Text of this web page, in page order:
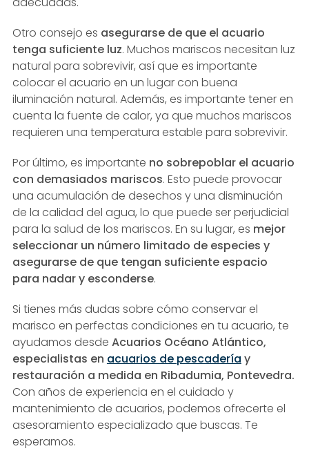
Otro consejo es asegurarse de que el acuario
tenga suficiente luz. Muchos mariscos necesitan luz
natural para sobrevivir, así que es importante
colocar el acuario en un lugar con buena
iluminación natural. Además, es importante tener en
cuenta la fuente de calor, ya que muchos mariscos
requieren una temperatura estable para sobrevivir.
Por último, es importante no sobrepoblar el acuario
con demasiados mariscos. Esto puede provocar
una acumulación de desechos y una disminución
de la calidad del agua, lo que puede ser perjudicial
para la salud de los mariscos. En su lugar, es mejor
seleccionar un número limitado de especies y
asegurarse de que tengan suficiente espacio
para nadar y esconderse.
Si tienes más dudas sobre cómo conservar el
marisco en perfectas condiciones en tu acuario, te
ayudamos desde Acuarios Océano Atlántico,
especialistas en acuarios de pescadería y
restauración a medida en Ribadumia, Pontevedra.
Con años de experiencia en el cuidado y
mantenimiento de acuarios, podemos ofrecerte el
asesoramiento especializado que buscas. Te
esperamos.